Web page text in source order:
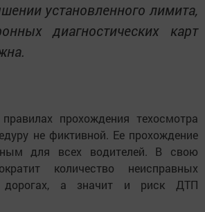
установленного лимита,
диагностических карт
прохождения техосмотра
не фиктивной. Ее прохождение
для всех водителей. В свою
количество неисправных
дорогах, а значит и риск ДТП